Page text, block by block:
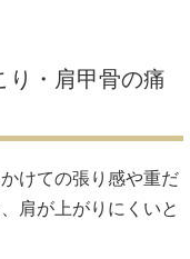
り・肩甲骨の痛
けての張り感や重だ
肩が上がりにくいと